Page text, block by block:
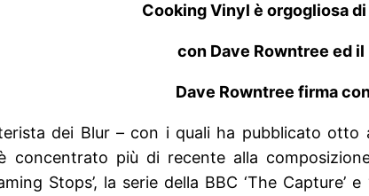
Cooking Vinyl è orgogliosa
con Dave Rowntree ed il
Dave Rowntree firma
dei Blur – con i quali ha pubblicato
concentrato più di recente alla
Stops’, la serie della BBC ‘The